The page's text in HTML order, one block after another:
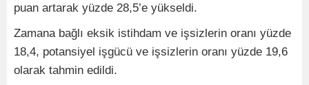
puan artarak yüzde 28,5’e yükseldi.
Zamana bağlı eksik istihdam ve işsizlerin oranı yüzde
18,4, potansiyel işgücü ve işsizlerin oranı yüzde 19,6
olarak tahmin edildi.